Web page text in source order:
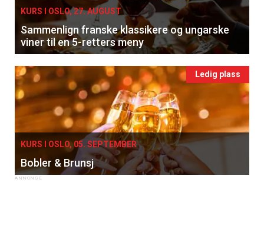
KURS I OSLO, 27. AUGUST
Sammenlign franske klassikere og ungarske
viner til en 5-retters meny
Ledig plass
KURS I OSLO, 05. SEPTEMBER
Bobler & Brunsj